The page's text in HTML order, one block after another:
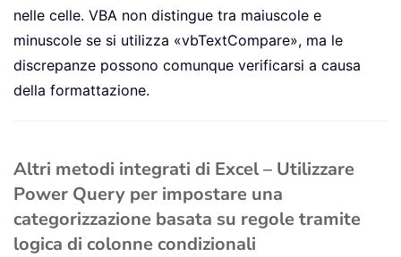
nelle celle. VBA non distingue tra maiuscole e
minuscole se si utilizza «vbTextCompare», ma le
discrepanze possono comunque verificarsi a causa
della formattazione.
Altri metodi integrati di Excel – Utilizzare
Power Query per impostare una
categorizzazione basata su regole tramite
logica di colonne condizionali